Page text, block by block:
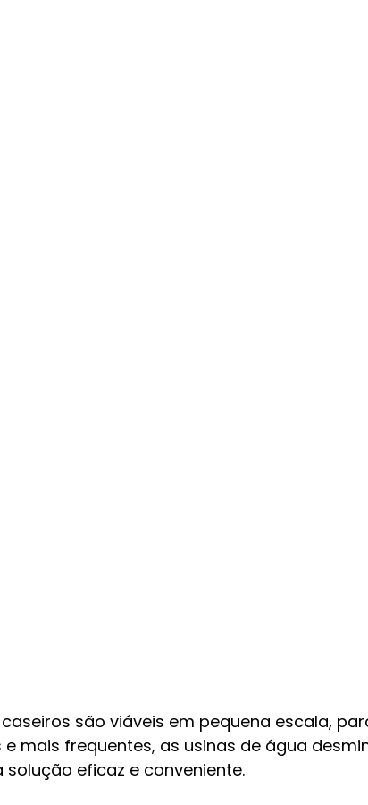
são viáveis em pequena escala,
mais frequentes, as usinas de água
eficaz e conveniente.